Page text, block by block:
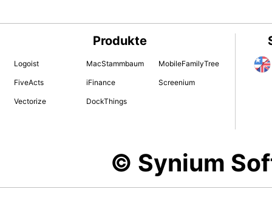
Produkte
Logoist MacStammbaum MobileFamilyTree
FiveActs iFinance Screenium
Vectorize DockThings
© Synium